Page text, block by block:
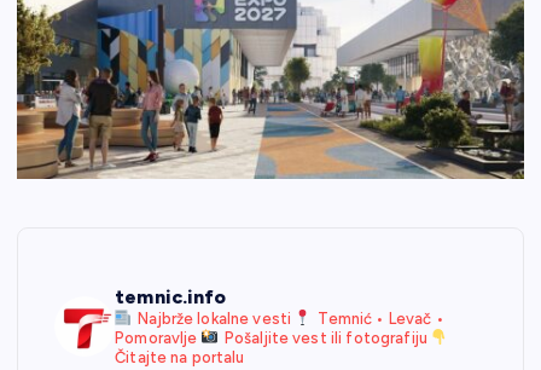
temnic.info
Najbrže lokalne vesti
Temnić • Levač •
Pomoravlje
Pošaljite vest ili fotografiju
Čitajte na portalu